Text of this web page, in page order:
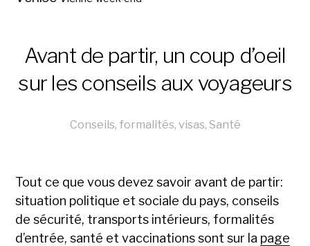
Avant de partir, un coup d’oeil
sur les conseils aux voyageurs
Conseils, formalités, visas, Santé
Tout ce que vous devez savoir avant de partir:
situation politique et sociale du pays, conseils
de sécurité, transports intérieurs, formalités
d’entrée, santé et vaccinations sont sur la page